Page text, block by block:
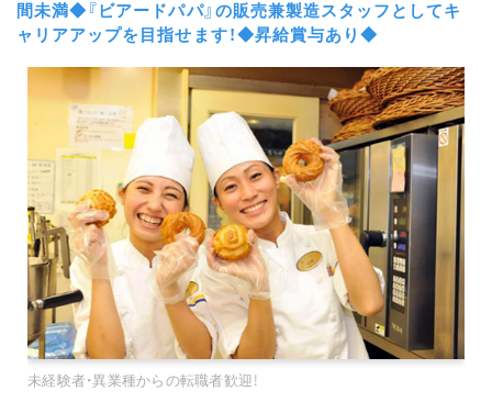
間未満◆『ビアードパパ』の販売兼製造スタッフとしてキ
ャリアアップを目指せます！◆昇給賞与あり◆
未経験者・異業種からの転職者歓迎！